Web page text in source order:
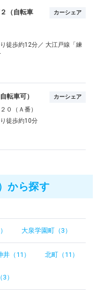
（自転車
カーシェア
徒歩約12分／ 大江戸線「練
転車可） カーシェア
０（Ａ番）
徒歩約10分
から探す
大泉学園町（3）
（11） 北町（11）
）